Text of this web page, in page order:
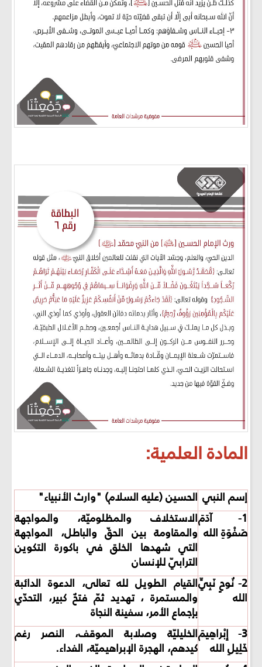
المادة العلمية:
إسم النبي الحسين (عليه السلام) "وارث الأنبياء"
1- آدَمَ
صَفْوَةِ الله
الاستخلاف والمظلوميّة، والمواجهة
والمقاومة بين الحقّ والباطل، المواجهة
التي شهدها الخلق في باكورة التكوين
الترابيّ للإنسان
2- نُوحٍ نَبِيِّ
الله
القيام الطويل لله تعالى، الدعوة الدائبة
والمستمرة ، تهديد ثمّ فتحٌ كبير، التحدّي
بإجماع الأمر، سفينة النجاة
3- إِبْراهِيمَ
خَلِيلِ الله
الخليليّة وصلابة الموقف،
النصر رغم
كيدهم، الهجرة الإبراهيميّة، الفداء.